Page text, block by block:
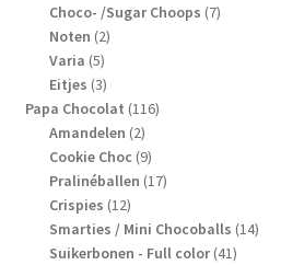
producten
Choco- /Sugar Choops 77
Noten 22
Varia 55
producten
Eitjes 33
producten
Papa Chocolat 116116
Amandelen 22
producten
Cookie Choc 99
producten
Pralinéballen 1717
Crispies 1212
producten
Smarties / Mini Chocoballs 1414
Suikerbonen - Full color 4141